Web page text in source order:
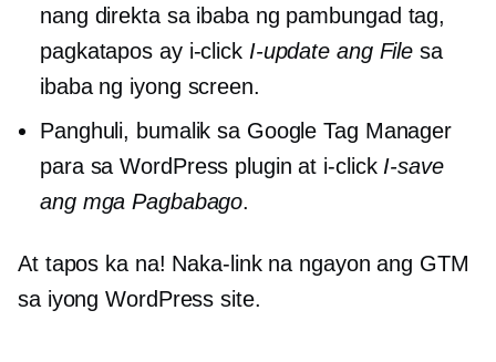
nang direkta sa ibaba ng pambungad tag,
pagkatapos ay i-click I-update ang File sa
ibaba ng iyong screen.
Panghuli, bumalik sa Google Tag Manager
para sa WordPress plugin at i-clickI-save
ang mga Pagbabago.
At tapos ka na! Naka-link na ngayon ang GTM
sa iyong WordPress site.